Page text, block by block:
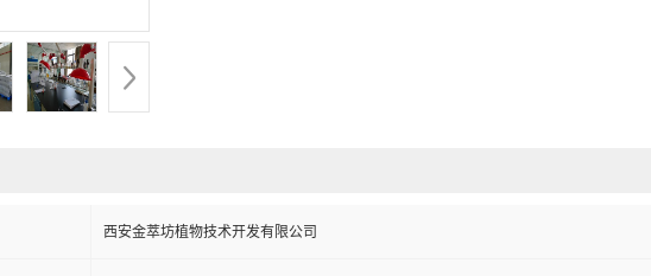
西安金萃坊植物技术开发有限公司